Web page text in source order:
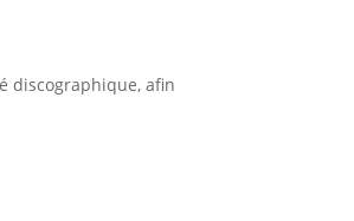
discographique, afin